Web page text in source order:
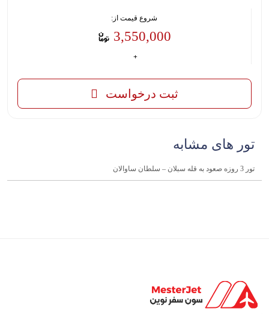
شروع قیمت از:
3,550,000
ثبت درخواست
تور های مشابه
تور 3 روزه صعود به قله سبلان – سلطان ساوالان